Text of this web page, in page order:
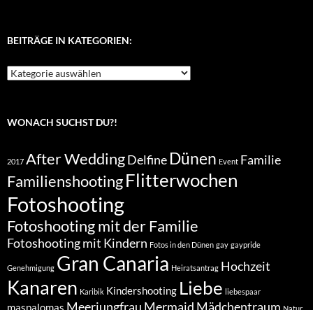
BEITRÄGE IN KATEGORIEN:
Beiträge
in
WONACH SUCHST DU?!
2017 After WeddingDelfine Dünen Event Familie
FamilienshootingFlitterwochen
Fotoshooting
Fotoshooting mit der Familie
Fotoshooting mit Kindern Fotos in den Dünen gay gaypride
Genehmigung Gran Canaria Heiratsantrag Hochzeit
Kanaren Karibik Kindershooting Liebe liebespaar
maspalomas Meerjungfrau Mermaid Mädchentraum